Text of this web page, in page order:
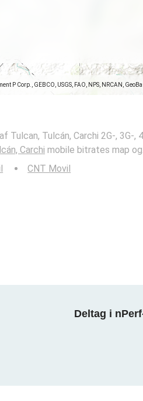
P Corp., GEBCO, USGS, FAO, NPS, NRCAN,
Tulcán, Carchi 2G-, 3G-,
Carchi mobile bitrates map og.
CNT Movil
Deltag i